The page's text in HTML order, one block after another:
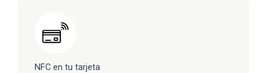
NFC en tu tarjeta